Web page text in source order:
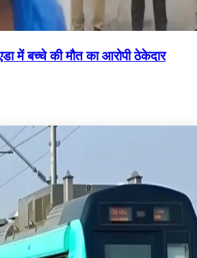
में बच्चे की मौत का आरोपी ठेकेदार